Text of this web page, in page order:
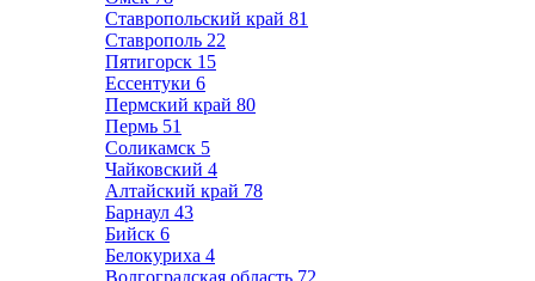
Ставропольский край 81
Ставрополь 22
Пятигорск 15
Ессентуки 6
Пермский край 80
Пермь 51
Соликамск 5
Чайковский 4
Алтайский край 78
Барнаул 43
Бийск 6
Белокуриха 4
Волгоградская область 72